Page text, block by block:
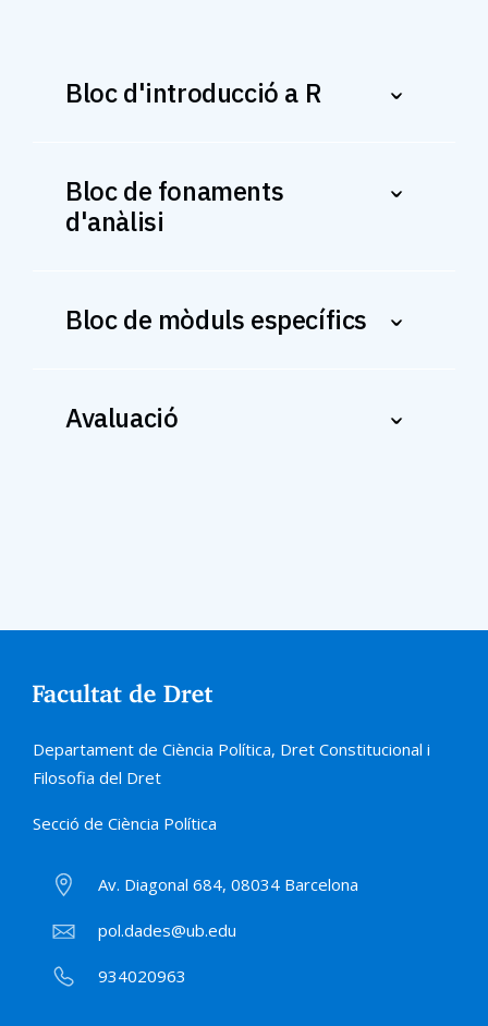
Bloc d'introducció a R
Bloc de fonaments
d'anàlisi
Bloc de mòduls específics
Avaluació
Departament de Ciència Política, Dret Constitucional i
Filosofia del Dret
Secció de Ciència Política
Av. Diagonal 684, 08034 Barcelona
pol.dades@ub.edu
934020963